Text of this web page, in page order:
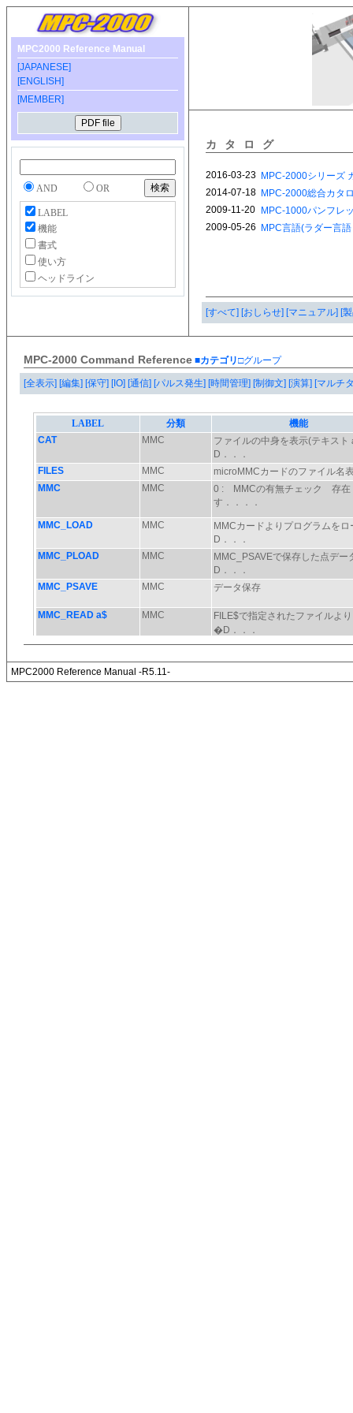
MPC2000 Reference Manual
[JAPANESE]
[ENGLISH]
[MEMBER]
AND OR
LABEL
機能
書式
使い方
ヘッドライン
カタログ
[すべて] [おしらせ] [マニュアル] [
MPC-2000 Command Reference ■カテゴリ□グループ
[全表示] [編集] [保守] [IO] [通信] [パルス発生] [時間管理] [制御文] [演算] [マルチ
MPC2000 Reference Manual -R5.11-